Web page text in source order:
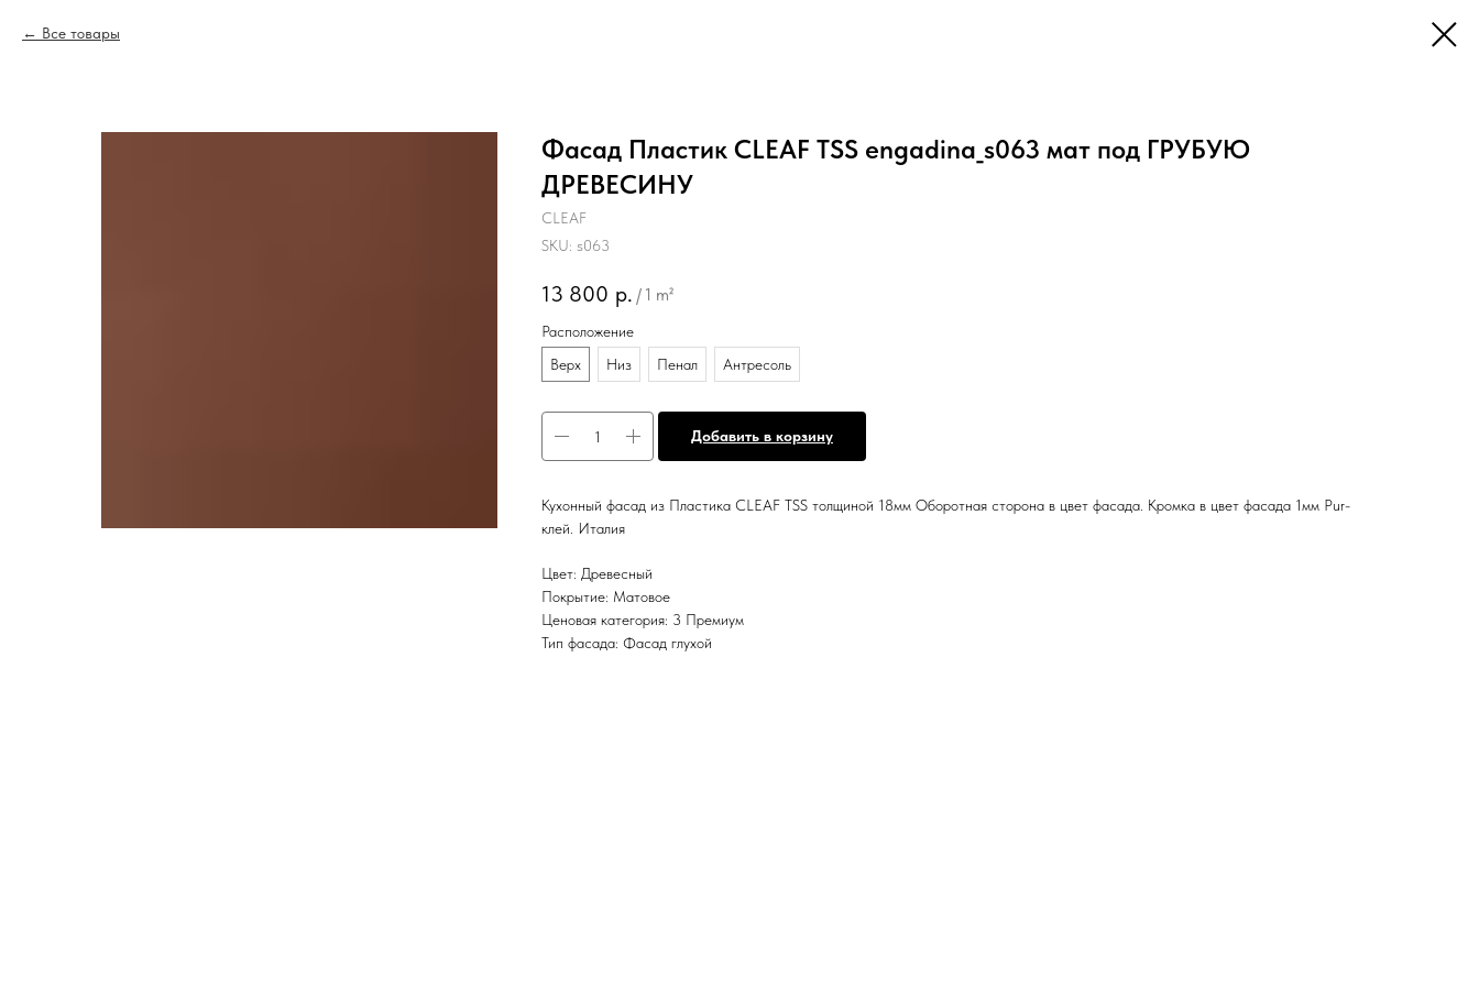
Все товары
Фасад Пластик CLEAF TSS engadina_s063 мат под ГРУБУЮ
ДРЕВЕСИНУ
CLEAF
SKU: s063
13 800 р. / 1 m²
Расположение
Верх
Низ Пенал Антресоль
Добавить в корзину
Кухонный фасад из Пластика CLEAF TSS толщиной 18мм Оборотная сторона в цвет фасада. Кромка в цвет фасада 1мм Pur-
клей. Италия
Цвет: Древесный
Покрытие: Матовое
Ценовая категория: 3 Премиум
Тип фасада: Фасад глухой